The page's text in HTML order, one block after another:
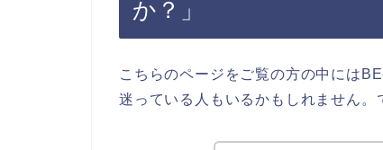
か？」
こちらのページをご覧の方の中には
迷っている人もいるかもしれません。